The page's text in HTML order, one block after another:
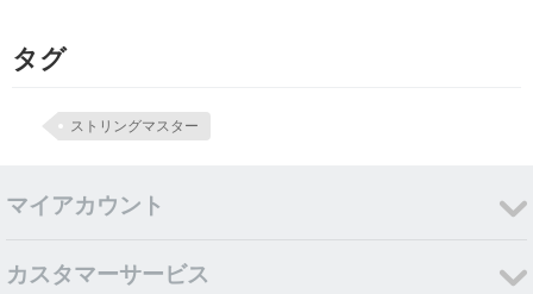
タグ
ストリングマスター
マイアカウント
カスタマーサービス